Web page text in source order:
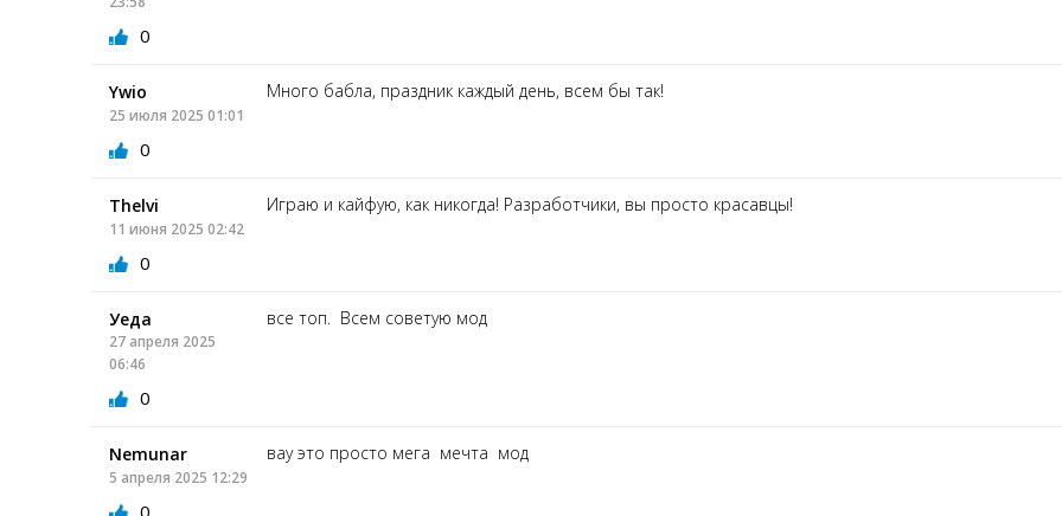
0
Ywio
25 июля 2025 01:01
Много бабла, праздник каждый день, всем бы так!
0
Thelvi
11 июня 2025 02:42
Играю и кайфую, как никогда! Разработчики, вы просто красавцы!
0
Уеда
27 апреля 2025
06:46
все топ. Всем советую мод
0
Nemunar
5 апреля 2025 12:29
вау это просто мега мечта мод